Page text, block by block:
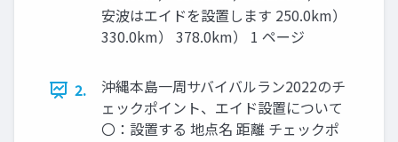
安波はエイドを設置します 250.0km）
330.0km） 378.0km） 1 ページ
2.
沖縄本島一周サバイバルラン2022のチ
ェックポイント、エイド設置について
〇：設置する 地点名 距離 チェックポ